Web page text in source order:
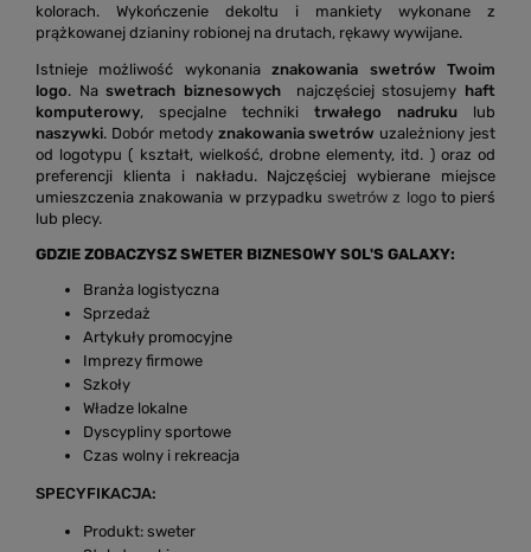
kolorach. Wykończenie dekoltu i mankiety wykonane z
prążkowanej dzianiny robionej na drutach, rękawy wywijane.
Istnieje możliwość wykonaniaznakowania swetrów Twoim
logo. Naswetrach biznesowych najczęściej stosujemy haft
komputerowy, specjalne techniki trwałego nadruku lub
naszywki. Dobór metody znakowania swetrów uzależniony jest
od logotypu ( kształt, wielkość, drobne elementy, itd. ) oraz od
preferencji klienta i nakładu. Najczęściej wybierane miejsce
umieszczenia znakowania w przypadku swetrów z logoto pierś
lub plecy.
GDZIE ZOBACZYSZ SWETER BIZNESOWY SOL'S GALAXY:
Branża logistyczna
Sprzedaż
Artykuły promocyjne
Imprezy firmowe
Szkoły
Władze lokalne
Dyscypliny sportowe
Czas wolny i rekreacja
SPECYFIKACJA:
Produkt: sweter